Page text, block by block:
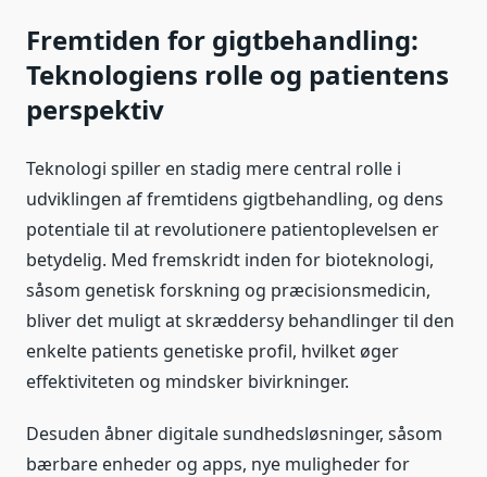
Fremtiden for gigtbehandling:
Teknologiens rolle og patientens
perspektiv
Teknologi spiller en stadig mere central rolle i
udviklingen af fremtidens gigtbehandling, og dens
potentiale til at revolutionere patientoplevelsen er
betydelig. Med fremskridt inden for bioteknologi,
såsom genetisk forskning og præcisionsmedicin,
bliver det muligt at skræddersy behandlinger til den
enkelte patients genetiske profil, hvilket øger
effektiviteten og mindsker bivirkninger.
Desuden åbner digitale sundhedsløsninger, såsom
bærbare enheder og apps, nye muligheder for